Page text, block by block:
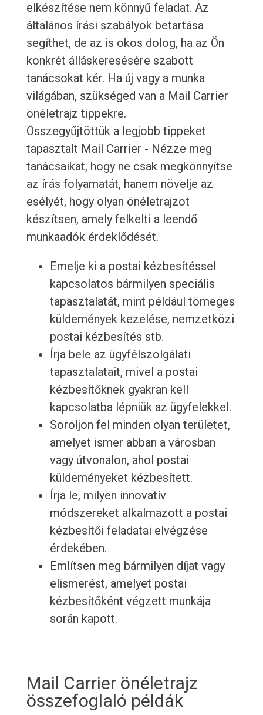
elkészítése nem könnyű feladat. Az
általános írási szabályok betartása
segíthet, de az is okos dolog, ha az Ön
konkrét álláskeresésére szabott
tanácsokat kér. Ha új vagy a munka
világában, szükséged van a Mail Carrier
önéletrajz tippekre.
Összegyűjtöttük a legjobb tippeket
tapasztalt Mail Carrier - Nézze meg
tanácsaikat, hogy ne csak megkönnyítse
az írás folyamatát, hanem növelje az
esélyét, hogy olyan önéletrajzot
készítsen, amely felkelti a leendő
munkaadók érdeklődését.
Emelje ki a postai kézbesítéssel
kapcsolatos bármilyen speciális
tapasztalatát, mint például tömeges
küldemények kezelése, nemzetközi
postai kézbesítés stb.
Írja bele az ügyfélszolgálati
tapasztalatait, mivel a postai
kézbesítőknek gyakran kell
kapcsolatba lépniük az ügyfelekkel.
Soroljon fel minden olyan területet,
amelyet ismer abban a városban
vagy útvonalon, ahol postai
küldeményeket kézbesített.
Írja le, milyen innovatív
módszereket alkalmazott a postai
kézbesítői feladatai elvégzése
érdekében.
Említsen meg bármilyen díjat vagy
elismerést, amelyet postai
kézbesítőként végzett munkája
során kapott.
Mail Carrier önéletrajz
összefoglaló példák